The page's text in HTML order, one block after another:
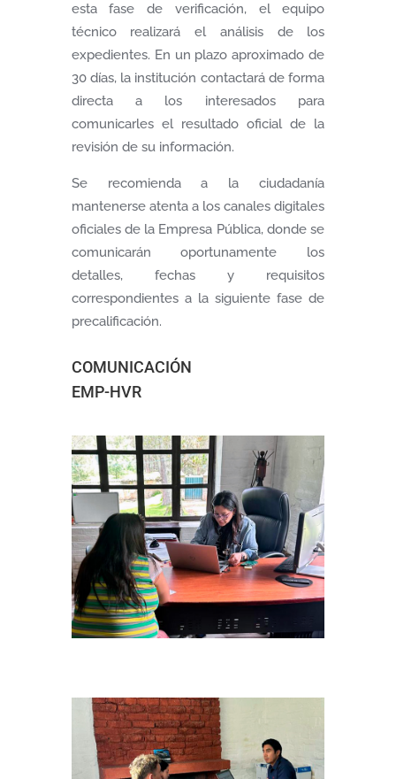
esta fase de verificación, el equipo
técnico realizará el análisis de los
expedientes. En un plazo aproximado de
30 días, la institución contactará de forma
directa a los interesados para
comunicarles el resultado oficial de la
revisión de su información.
Se recomienda a la ciudadanía
mantenerse atenta a los canales digitales
oficiales de la Empresa Pública, donde se
comunicarán oportunamente los
detalles, fechas y requisitos
correspondientes a la siguiente fase de
precalificación.
COMUNICACIÓN
EMP-HVR